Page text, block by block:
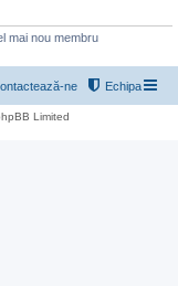
mai nou membru
Echipa
ne
Limited